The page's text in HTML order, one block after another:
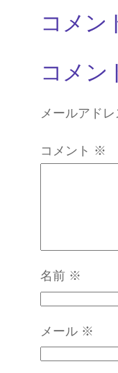
コメン
コメン
メールアド
コメント ※
名前 ※
メール ※